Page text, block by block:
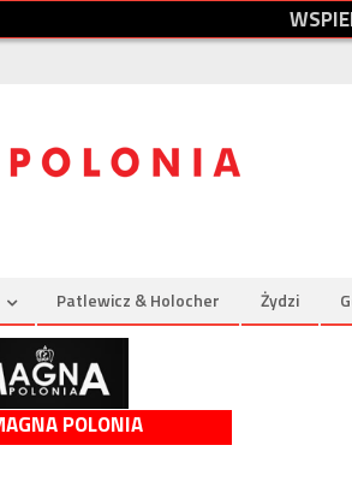
WSPIE
Patlewicz & Holocher Żydzi
POLONIA